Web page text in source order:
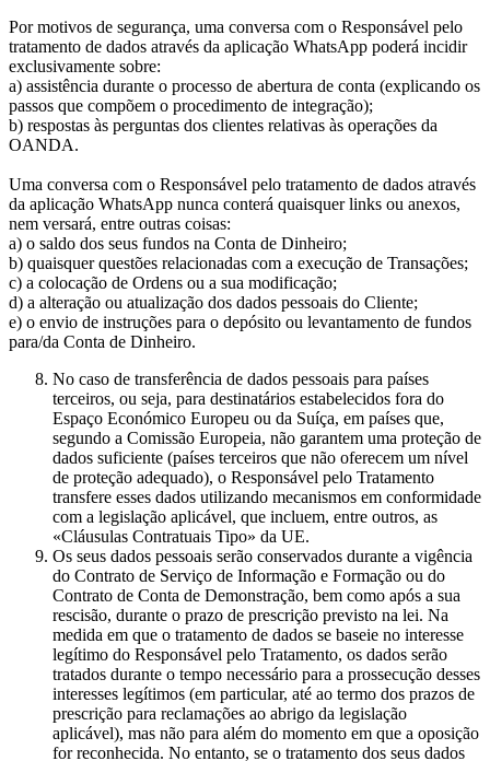
Por motivos de segurança, uma conversa com o Responsável pelo
tratamento de dados através da aplicação WhatsApp poderá incidir
exclusivamente sobre:
a) assistência durante o processo de abertura de conta (explicando os
passos que compõem o procedimento de integração);
b) respostas às perguntas dos clientes relativas às operações da
OANDA.
Uma conversa com o Responsável pelo tratamento de dados através
da aplicação WhatsApp nunca conterá quaisquer links ou anexos,
nem versará, entre outras coisas:
a) o saldo dos seus fundos na Conta de Dinheiro;
b) quaisquer questões relacionadas com a execução de Transações;
c) a colocação de Ordens ou a sua modificação;
d) a alteração ou atualização dos dados pessoais do Cliente;
e) o envio de instruções para o depósito ou levantamento de fundos
para/da Conta de Dinheiro.
No caso de transferência de dados pessoais para países
terceiros, ou seja, para destinatários estabelecidos fora do
Espaço Económico Europeu ou da Suíça, em países que,
segundo a Comissão Europeia, não garantem uma proteção de
dados suficiente (países terceiros que não oferecem um nível
de proteção adequado), o Responsável pelo Tratamento
transfere esses dados utilizando mecanismos em conformidade
com a legislação aplicável, que incluem, entre outros, as
«Cláusulas Contratuais Tipo» da UE.
Os seus dados pessoais serão conservados durante a vigência
do Contrato de Serviço de Informação e Formação ou do
Contrato de Conta de Demonstração, bem como após a sua
rescisão, durante o prazo de prescrição previsto na lei. Na
medida em que o tratamento de dados se baseie no interesse
legítimo do Responsável pelo Tratamento, os dados serão
tratados durante o tempo necessário para a prossecução desses
interesses legítimos (em particular, até ao termo dos prazos de
prescrição para reclamações ao abrigo da legislação
aplicável), mas não para além do momento em que a oposição
for reconhecida. No entanto, se o tratamento dos seus dados